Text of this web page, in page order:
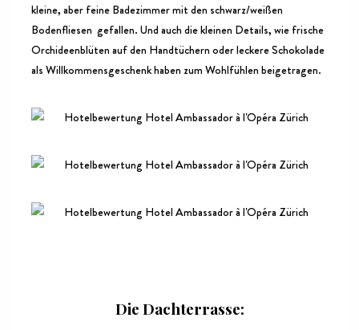
kleine, aber feine Badezimmer mit den schwarz/weißen
Bodenfliesen gefallen. Und auch die kleinen Details, wie frische
Orchideenblüten auf den Handtüchern oder leckere Schokolade
als Willkommensgeschenk haben zum Wohlfühlen beigetragen.
Die Dachterrasse: